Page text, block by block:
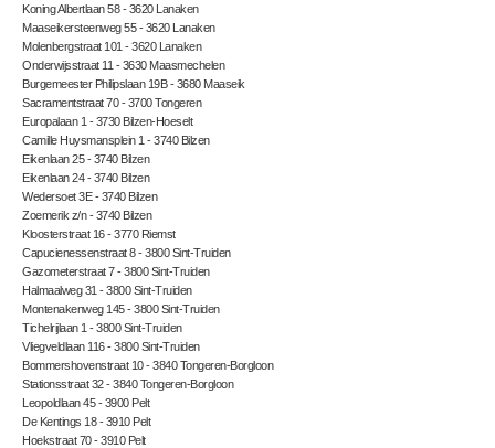
Koning Albertlaan 58 - 3620 Lanaken
Maaseikersteenweg 55 - 3620 Lanaken
Molenbergstraat 101 - 3620 Lanaken
Onderwijsstraat 11 - 3630 Maasmechelen
Burgemeester Philipslaan 19B - 3680 Maaseik
Sacramentstraat 70 - 3700 Tongeren
Europalaan 1 - 3730 Bilzen-Hoeselt
Camille Huysmansplein 1 - 3740 Bilzen
Eikenlaan 25 - 3740 Bilzen
Eikenlaan 24 - 3740 Bilzen
Wedersoet 3E - 3740 Bilzen
Zoemerik z/n - 3740 Bilzen
Kloosterstraat 16 - 3770 Riemst
Capucienessenstraat 8 - 3800 Sint-Truiden
Gazometerstraat 7 - 3800 Sint-Truiden
Halmaalweg 31 - 3800 Sint-Truiden
Montenakenweg 145 - 3800 Sint-Truiden
Tichelrijlaan 1 - 3800 Sint-Truiden
Vliegveldlaan 116 - 3800 Sint-Truiden
Bommershovenstraat 10 - 3840 Tongeren-Borgloon
Stationsstraat 32 - 3840 Tongeren-Borgloon
Leopoldlaan 45 - 3900 Pelt
De Kentings 18 - 3910 Pelt
Hoekstraat 70 - 3910 Pelt